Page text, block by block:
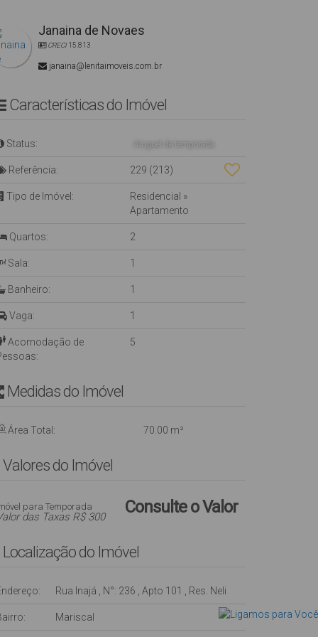
Janaina de Novaes
CRECI15.813
janaina@lenitaimoveis.com.br
Características do Imóvel
Status:
Referência: 229 (213)
Tipo de Imóvel: Residencial »
Apartamento
Quartos: 2
Sala: 1
Banheiro: 1
Vaga: 1
Acomodação de
5
Medidas do Imóvel
Área Total: 70 .00 m²
Valores do Imóvel
Consulte o Valor
para Temporada
das Taxas R$ 300
Localização do Imóvel
Rua Inajá N°: 236 Apto 101 Res. Neli
Mariscal